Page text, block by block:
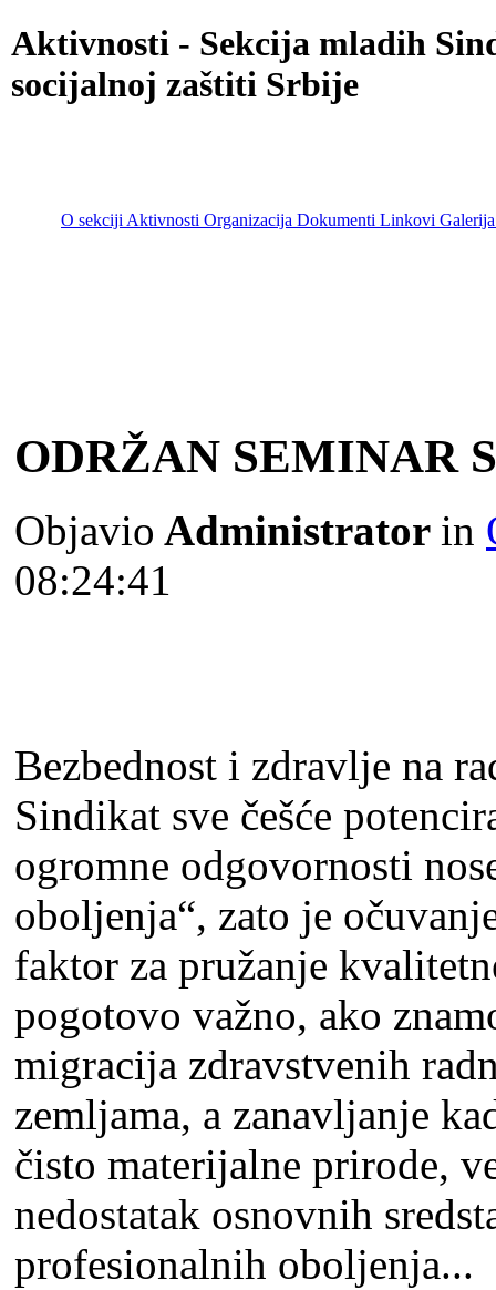
Aktivnosti - Sekcija mladih
socijalnoj zaštiti Srbije
O sekcijiAktivnosti Organizacija Dokumenti Linkovi Galerija
ODRŽAN SEMINAR
Objavio Administrator in
08:24:41
Bezbednost i zdravlјe na
Sindikat sve češće
ogromne odgovornosti
obolјenja“, zato je
faktor za pružanje
pogotovo važno, ako
migracija zdravstvenih
zemlјama, a zanavlјanje
čisto materijalne prirode,
nedostatak osnovnih
profesionalnih obolјenja...